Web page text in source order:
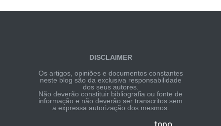
DISCLAIMER
Os artigos, opiniões e documentos constantes
neste blog são da exclusiva responsabilidade
dos seus autores.
Não deverão constituir bibliografia ou fonte de
informação e não deverão ser transcritos sem
a expressa autorização dos mesmos.